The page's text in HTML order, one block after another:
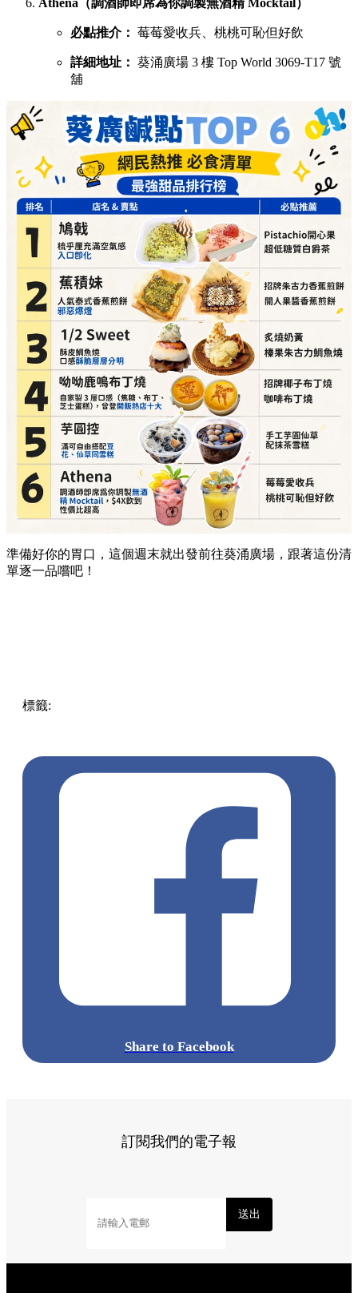
舖
1/2 Sweet（酥皮鯛魚燒，口感酥脆層層分明）
詳細地址：葵涌廣場 3 樓 Top World 3069-T16 號
舖
呦呦鹿鳴布丁燒（自家製3層口感，曾登開飯熱店十大）
必點推介：招牌椰子布丁燒、咖啡布丁燒
詳細地址： 葵涌廣場 3 樓 87A 號舖
芋圓控（滿可自由搭配豆花、仙草同雪糕）
必點推介：手工芋圓仙草、配抹茶雪糕
詳細地址：葵涌廣場 2 樓 C10 號舖
Athena（調酒師即席為你調製無酒精 Mocktail）
必點推介：莓莓愛收兵、桃桃可恥但好飲
詳細地址：葵涌廣場 3 樓 Top World 3069-T17 號
舖
準備好你的胃口，這個週末就出發前往葵涌廣場，跟著這份清
標籤: 香港葵廣美食葵芳好去處
葵